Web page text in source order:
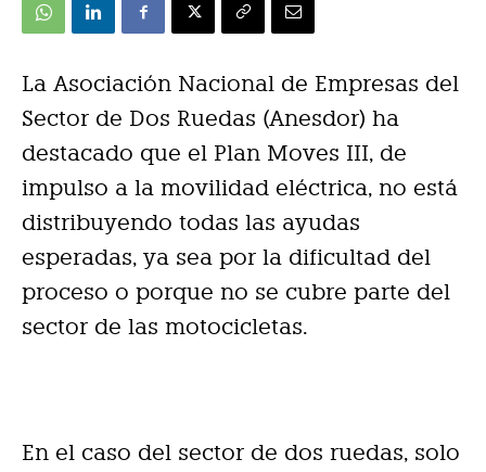
La Asociación Nacional de Empresas del
Sector de Dos Ruedas (Anesdor) ha
destacado que el Plan Moves III, de
impulso a la movilidad eléctrica, no está
distribuyendo todas las ayudas
esperadas, ya sea por la dificultad del
proceso o porque no se cubre parte del
sector de las motocicletas.
En el caso del sector de dos ruedas, solo